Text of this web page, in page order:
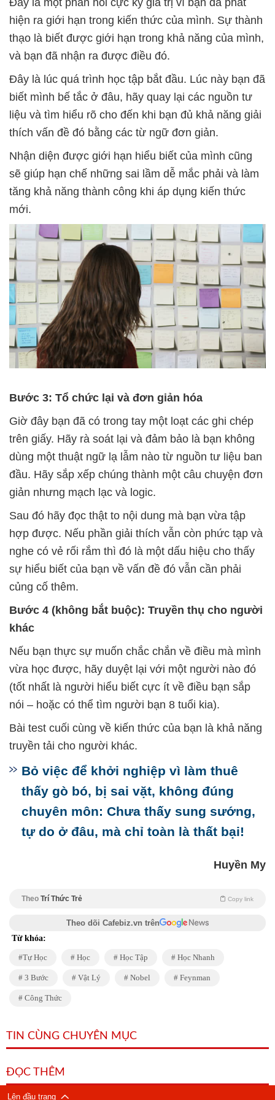
Đây là một phản hồi cực kỳ giá trị vì bạn đã phát
hiện ra giới hạn trong kiến thức của mình. Sự thành
thạo là biết được giới hạn trong khả năng của mình,
và bạn đã nhận ra được điều đó.
Đây là lúc quá trình học tập bắt đầu. Lúc này bạn đã
biết mình bế tắc ở đâu, hãy quay lại các nguồn tư
liệu và tìm hiểu rõ cho đến khi bạn đủ khả năng giải
thích vấn đề đó bằng các từ ngữ đơn giản.
Nhận diện được giới hạn hiểu biết của mình cũng
sẽ giúp hạn chế những sai lầm dễ mắc phải và làm
tăng khả năng thành công khi áp dụng kiến thức
mới.
Bước 3: Tổ chức lại và đơn giản hóa
Giờ đây bạn đã có trong tay một loạt các ghi chép
trên giấy. Hãy rà soát lại và đảm bảo là bạn không
dùng một thuật ngữ lạ lẫm nào từ nguồn tư liệu ban
đầu. Hãy sắp xếp chúng thành một câu chuyện đơn
giản nhưng mạch lạc và logic.
Sau đó hãy đọc thật to nội dung mà bạn vừa tập
hợp được. Nếu phần giải thích vẫn còn phức tạp và
nghe có vẻ rối rắm thì đó là một dấu hiệu cho thấy
sự hiểu biết của bạn về vấn đề đó vẫn cần phải
củng cố thêm.
Bước 4 (không bắt buộc): Truyền thụ cho người
khác
Nếu bạn thực sự muốn chắc chắn về điều mà mình
vừa học được, hãy duyệt lại với một người nào đó
(tốt nhất là người hiểu biết cực ít về điều bạn sắp
nói – hoặc có thể tìm người bạn 8 tuổi kia).
Bài test cuối cùng về kiến thức của bạn là khả năng
truyền tải cho người khác.
Bỏ việc để khởi nghiệp vì làm thuê
thấy gò bó, bị sai vặt, không đúng
chuyên môn: Chưa thấy sung sướng,
tự do ở đâu, mà chỉ toàn là thất bại!
Huyền My
Theo Trí Thức Trẻ Copy link
Theo dõi Cafebiz.vn trên
Từ khóa:
Tự Học Học Học Tập Học Nhanh
3 Bước Vật Lý Nobel Feynman
Công Thức
TIN CÙNG CHUYÊN MỤC
ĐỌC THÊM
Lên đầu trang